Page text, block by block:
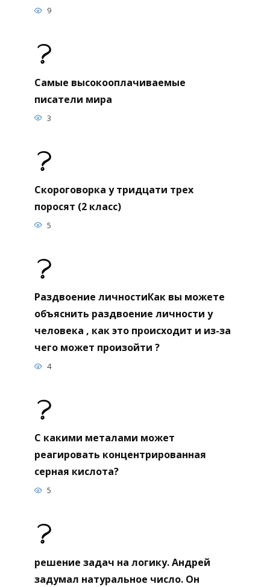
9
Самые высокооплачиваемые
писатели мира
3
Скороговорка у тридцати трех
поросят (2 класс)
5
Раздвоение личностиКак вы можете
объяснить раздвоение личности у
человека , как это происходит и из-за
чего может произойти ?
4
С какими металами может
реагировать концентрированная
серная кислота?
5
решение задач на логику. Андрей
задумал натуральное число. Он